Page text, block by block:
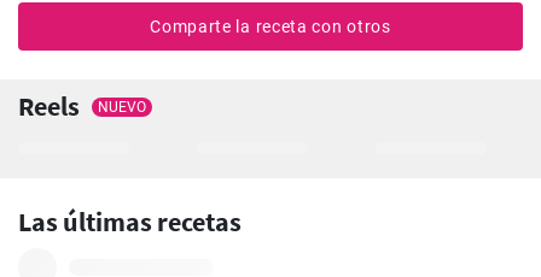
Comparte la receta con otros
Reels NUEVO
Las últimas recetas